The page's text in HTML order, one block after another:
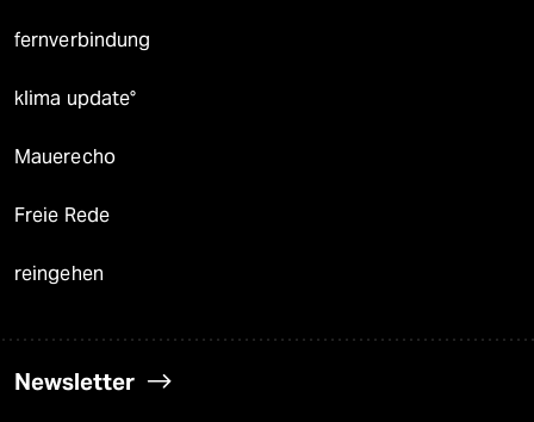
fernverbindung
klima update°
Mauerecho
Freie Rede
reingehen
Newsletter